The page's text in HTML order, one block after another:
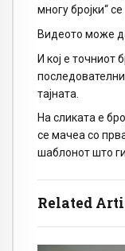
Related
многу бројки“
Видеото може
И кој е точниот
тајната.
На сликата е
се мачеа со
шаблонот што